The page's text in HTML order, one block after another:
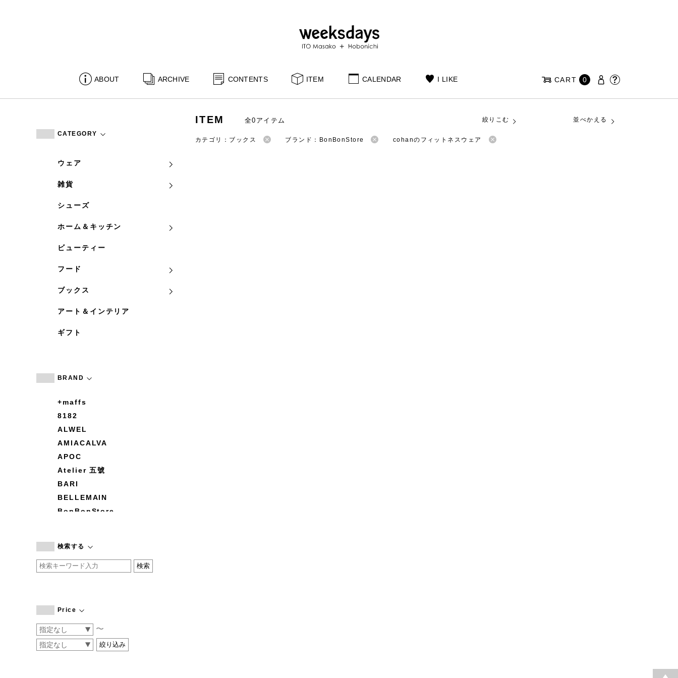
ABOUT ARCHIVE CONTENTS ITEM CALENDAR I LIKE CART 0
CATEGORY
ウェア
雑貨
シューズ
ホーム＆キッチン
ビューティー
フード
ブックス
アート＆インテリア
ギフト
BRAND
+maffs
8182
ALWEL
AMIACALVA
APOC
Atelier 五號
BARI
BELLEMAIN
BonBonStore
by basics
CATWORTH
COGTHEBIGSMOKE
CONVERSE
DEAN & DELUCA
検索する
Price
〜
ITEM 全0アイテム 絞りこむ 並べかえる
カテゴリ：ブックス ブランド：BonBonStore cohanのフィットネスウェア